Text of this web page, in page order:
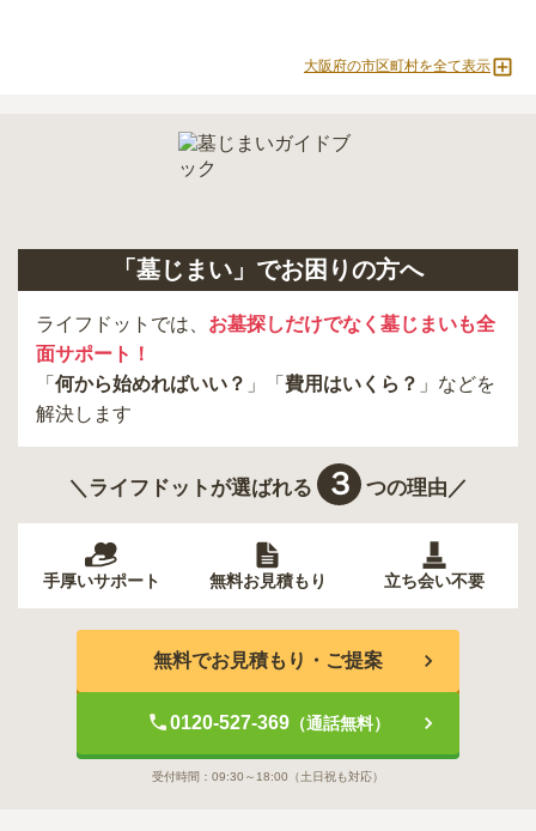
大阪府の市区町村を全て表示
「墓じまい」でお困りの方へ
ライフドットでは、 お墓探しだけでなく墓じまいも全
面サポート！
「 何から始めればいい？ 」「 費用はいくら？ 」などを
解決します
＼ライフドットが選ばれる ３ つの理由／
手厚いサポート 無料お見積もり 立ち会い不要
無料でお見積もり・ご提案
0120-527-369（通話無料）
受付時間： 09:30～18:00 （土日祝も対応）